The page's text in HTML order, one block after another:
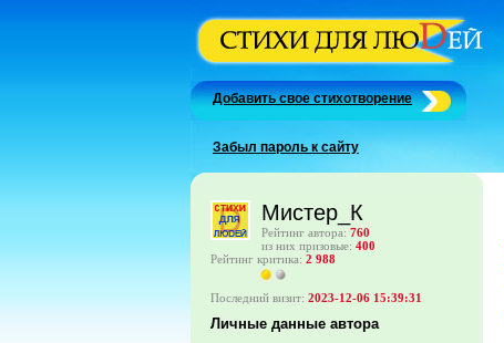
Добавить свое стихотворение
Забыл пароль к сайту
Мистер_К
Рейтинг автора: 760
из них призовые: 400
Рейтинг критика: 2 988
Последний визит: 2023-12-06 15:39:31
Личные данные автора